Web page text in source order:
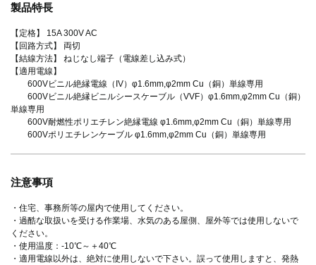
製品特長
【定格】 15A 300V AC
【回路方式】 両切
【結線方法】 ねじなし端子（電線差し込み式）
【適用電線】
600Vビニル絶縁電線（IV）φ1.6mm,φ2mm Cu（銅）単線専用
600Vビニル絶縁ビニルシースケーブル（VVF）φ1.6mm,φ2mm Cu（銅）
単線専用
600V耐燃性ポリエチレン絶縁電線 φ1.6mm,φ2mm Cu（銅）単線専用
600Vポリエチレンケーブル φ1.6mm,φ2mm Cu（銅）単線専用
注意事項
・住宅、事務所等の屋内で使用してください。
・過酷な取扱いを受ける作業場、水気のある屋側、屋外等では使用しないで
ください。
・使用温度：-10℃～＋40℃
・適用電線以外は、絶対に使用しないで下さい。誤って使用しますと、発熱